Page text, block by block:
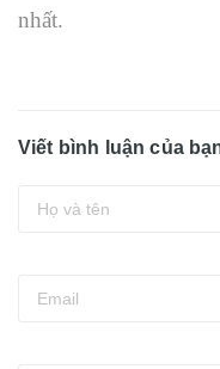
nhất.
Viết bình luận của